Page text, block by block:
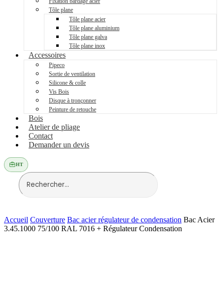
Tôle plane
Tôle plane acier
Tôle plane aluminium
Tôle plane galva
Tôle plane inox
Accessoires
Pipeco
Sortie de ventilation
Silicone & colle
Vis Bois
Disque à tronçonner
Peinture de retouche
Bois
Atelier de pliage
Contact
Demander un devis
HT
Accueil Couverture Bac acier régulateur de condensation Bac Acier
3.45.1000 75/100 RAL 7016 + Régulateur Condensation